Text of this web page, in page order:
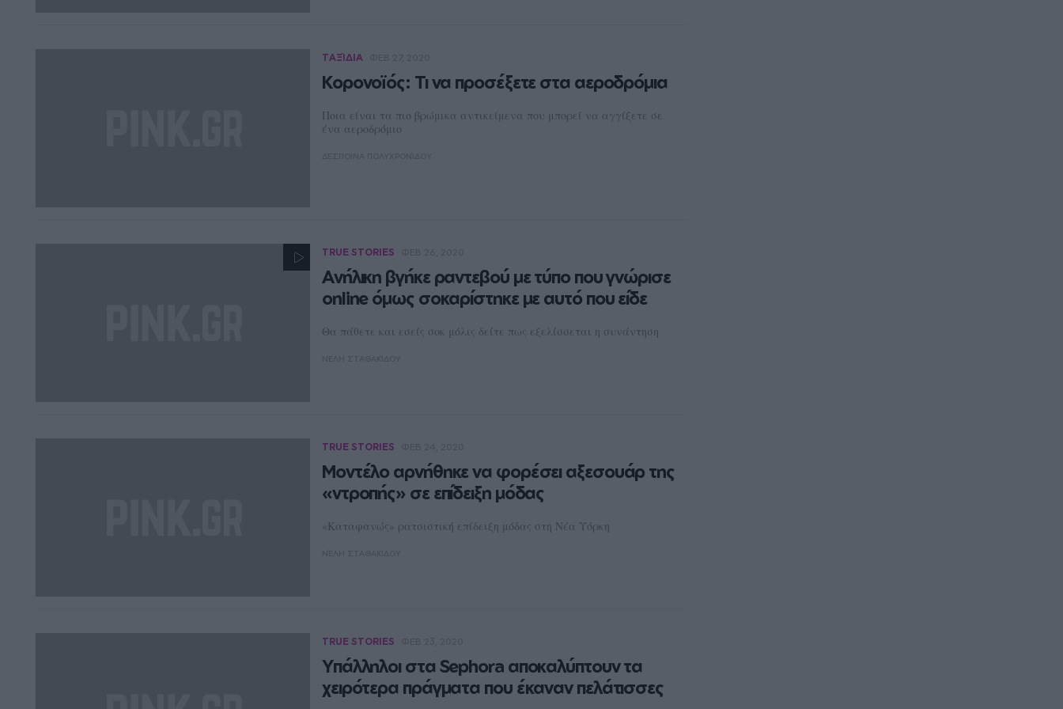
ΤΑΞΊΔΙΑ
Κορονοϊός: Τι να προσέξετε στα αεροδρόμια
Ποια είναι τα πιο βρώμικα αντικείμενα που μπορεί να αγγίξετε σε
ένα αεροδρόμιο
TRUE STORIES
Ανήλικη βγήκε ραντεβού με τύπο που γνώρισε
online όμως σοκαρίστηκε με αυτό που είδε
Θα πάθετε και εσείς σοκ μόλις δείτε πως εξελίσσεται η συνάντηση
TRUE STORIES
Μοντέλο αρνήθηκε να φορέσει αξεσουάρ της
«ντροπής» σε επίδειξη μόδας
«Καταφανώς» ρατσιστική επίδειξη μόδας στη Νέα Υόρκη
TRUE STORIES
Yπάλληλοι στα Sephora αποκαλύπτουν τα
χειρότερα πράγματα που έκαναν πελάτισσες